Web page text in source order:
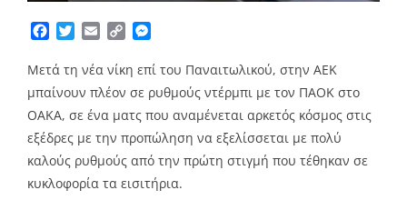
Facebook
TwitterEmailCopy
Μετά τη νέα νίκη επί του Παναιτωλικού, στην ΑΕΚ
μπαίνουν πλέον σε ρυθμούς ντέρμπι με τον ΠΑΟΚ στο
ΟΑΚΑ, σε ένα ματς που αναμένεται αρκετός κόσμος στις
εξέδρες με την προπώληση να εξελίσσεται με πολύ
καλούς ρυθμούς από την πρώτη στιγμή που τέθηκαν σε
κυκλοφορία τα εισιτήρια.